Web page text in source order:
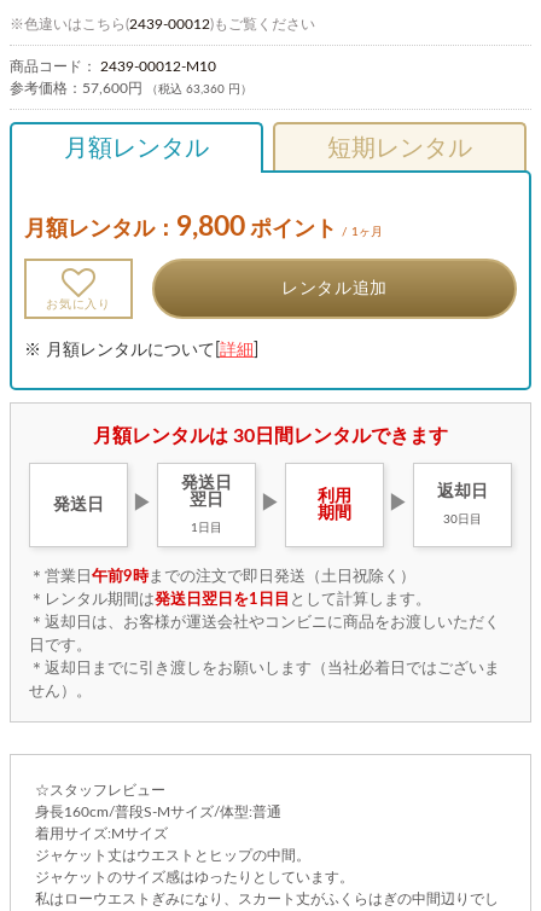
※色違いはこちら(2439-00012)もご覧ください
商品コード： 2439-00012-M10
参考価格： 57,600円 （税込 63,360 円）
月額レンタル 短期レンタル
月額レンタル： 9,800 ポイント / 1ヶ月
お気に入り
レンタル追加
※ 月額レンタルについて[ 詳細
月額レンタルは 30日間レンタルできます
発送日 ▶
発送日
翌日
1日目
▶
利用
期間
▶
返却日
30日目
＊営業日 午前9時までの注文で即日発送（土日祝除く）
＊レンタル期間は発送日翌日を1日目 として計算します。
＊返却日は、お客様が運送会社やコンビニに商品をお渡しいただく
日です。
＊返却日までに引き渡しをお願いします（当社必着日ではございま
せん）。
☆スタッフレビュー
身長160cm/普段S-Mサイズ/体型:普通
着用サイズ:Mサイズ
ジャケット丈はウエストとヒップの中間。
ジャケットのサイズ感はゆったりとしています。
私はローウエストぎみになり、スカート丈がふくらはぎの中間辺りでし